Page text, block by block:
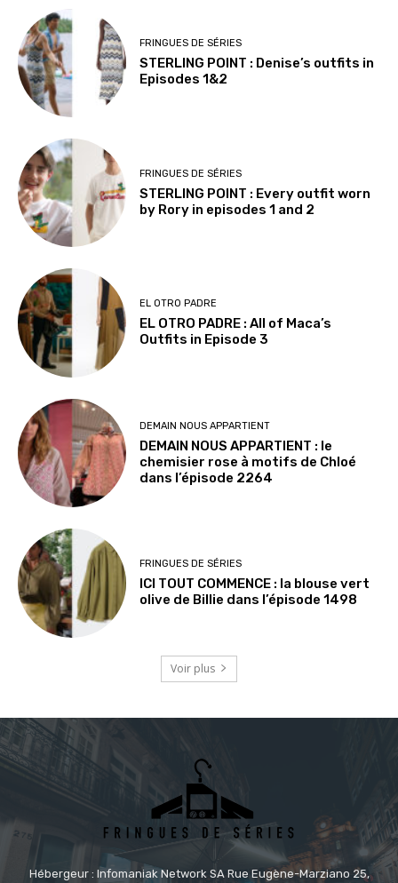
FRINGUES DE SÉRIES
STERLING POINT : Denise’s outfits in
Episodes 1&2
FRINGUES DE SÉRIES
STERLING POINT : Every outfit worn
by Rory in episodes 1 and 2
EL OTRO PADRE
EL OTRO PADRE : All of Maca’s
Outfits in Episode 3
DEMAIN NOUS APPARTIENT
DEMAIN NOUS APPARTIENT : le
chemisier rose à motifs de Chloé
dans l’épisode 2264
FRINGUES DE SÉRIES
ICI TOUT COMMENCE : la blouse vert
olive de Billie dans l’épisode 1498
Voir plus
Hébergeur : Infomaniak Network SA Rue Eugène-Marziano 25,